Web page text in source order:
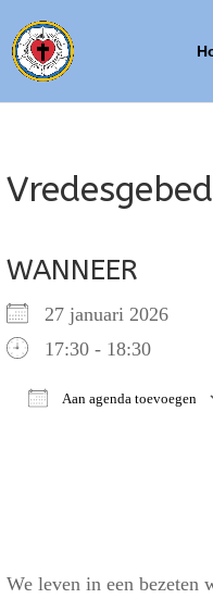
Vredesgebed
WANNEER
27 januari 2026
17:30 - 18:30
Aan agenda toevoegen
We leven in een bezeten